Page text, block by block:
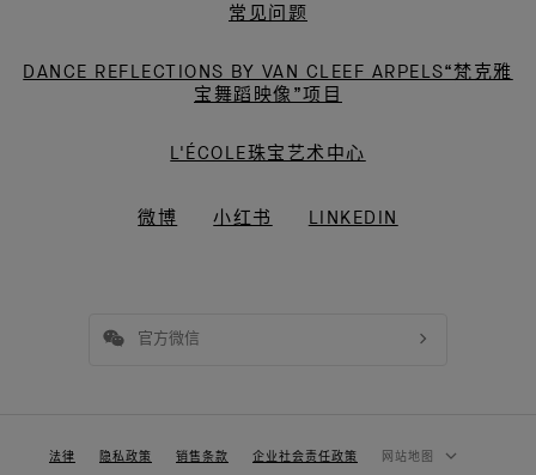
常见问题
DANCE REFLECTIONS BY VAN CLEEF ARPELS“梵克雅
宝舞蹈映像”项目
L'ÉCOLE珠宝艺术中心
微博 小红书 LINKEDIN
官方微信
法律 隐私政策 销售条款 企业社会责任政策 网站地图